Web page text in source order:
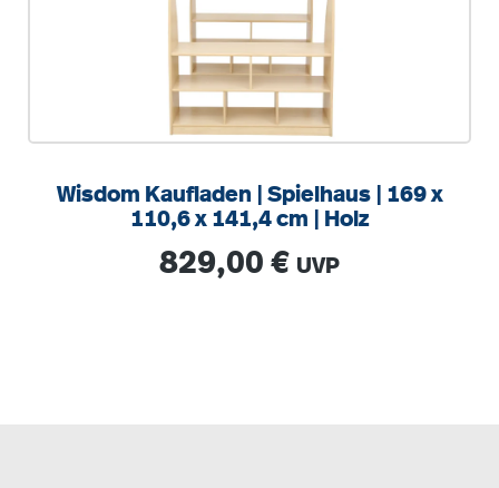
Wisdom Kaufladen | Spielhaus | 169 x
110,6 x 141,4 cm | Holz
Regulärer Preis:
829,00 € UVP